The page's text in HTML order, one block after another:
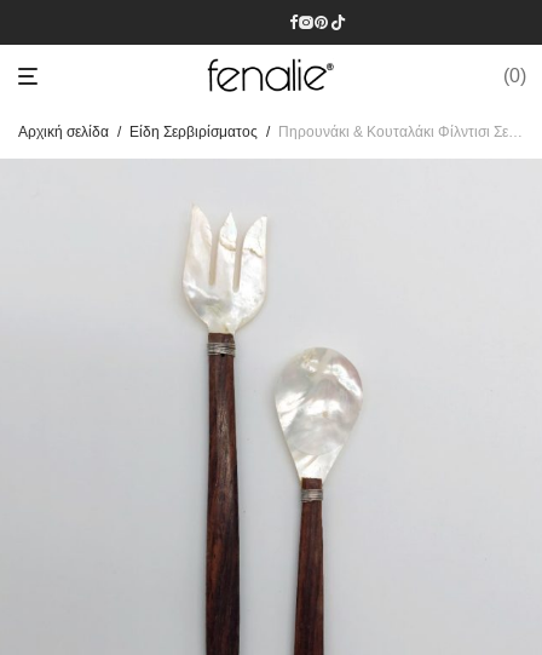
0
Αρχική σελίδα / Είδη Σερβιρίσματος / Πηρουνάκι & Κουταλάκι Φίλντισι Σετ 2 τεμαχίων